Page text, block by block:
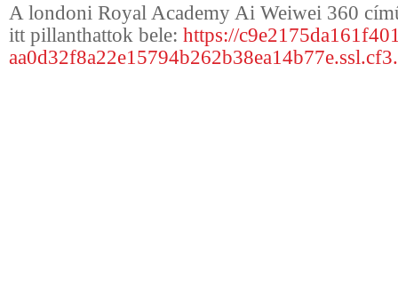
A londoni Royal Academy Ai Weiwei 360
itt pillanthattok bele: https://